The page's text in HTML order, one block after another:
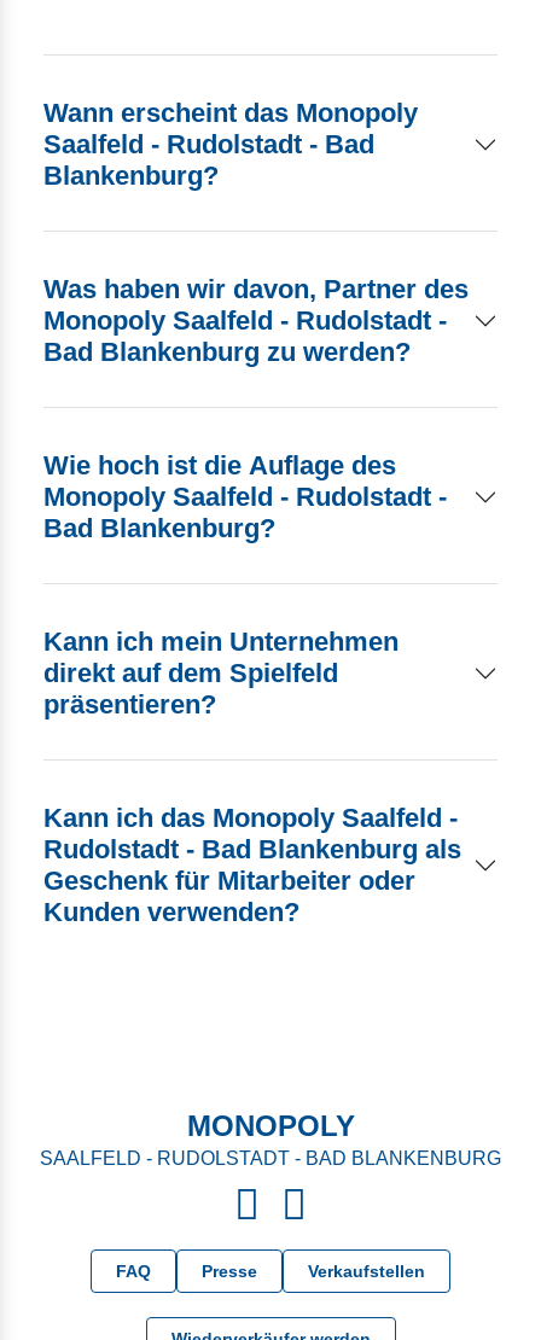
Wann erscheint das Monopoly
Saalfeld - Rudolstadt - Bad
Blankenburg?
Was haben wir davon, Partner des
Monopoly Saalfeld - Rudolstadt -
Bad Blankenburg zu werden?
Wie hoch ist die Auflage des
Monopoly Saalfeld - Rudolstadt -
Bad Blankenburg?
Kann ich mein Unternehmen
direkt auf dem Spielfeld
präsentieren?
Kann ich das Monopoly Saalfeld -
Rudolstadt - Bad Blankenburg als
Geschenk für Mitarbeiter oder
Kunden verwenden?
MONOPOLY
SAALFELD - RUDOLSTADT - BAD BLANKENBURG
FAQ Presse Verkaufstellen